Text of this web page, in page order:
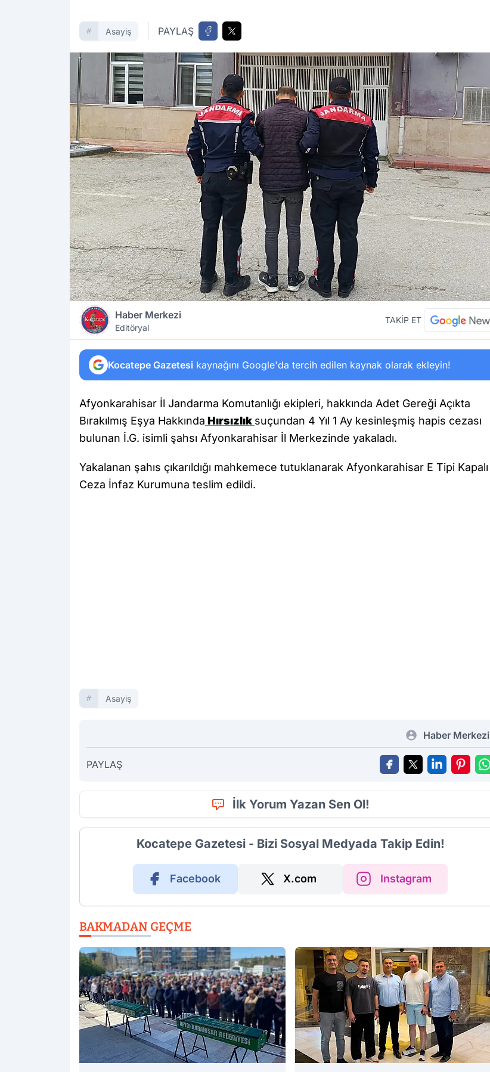
Asayiş PAYLAŞ
Haber Merkezi
Editöryal
TAKİP ET
Kocatepe Gazetesi kaynağını Google'da tercih edilen kaynak olarak ekleyin!
Afyonkarahisar İl Jandarma Komutanlığı ekipleri, hakkında Adet Gereği Açıkta
Bırakılmış Eşya Hakkında Hırsızlık suçundan 4 Yıl 1 Ay kesinleşmiş hapis cezası
bulunan İ.G. isimli şahsı Afyonkarahisar İl Merkezinde yakaladı.
Yakalanan şahıs çıkarıldığı mahkemece tutuklanarak Afyonkarahisar E Tipi Kapalı
Ceza İnfaz Kurumuna teslim edildi.
Asayiş
Haber Merkezi
PAYLAŞ
İlk Yorum Yazan Sen Ol!
Kocatepe Gazetesi - Bizi Sosyal Medyada Takip Edin!
Facebook X.com Instagram
BAKMADAN GEÇME